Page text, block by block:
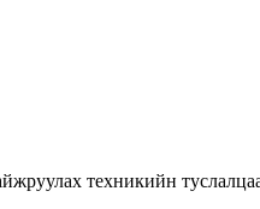
техникийн